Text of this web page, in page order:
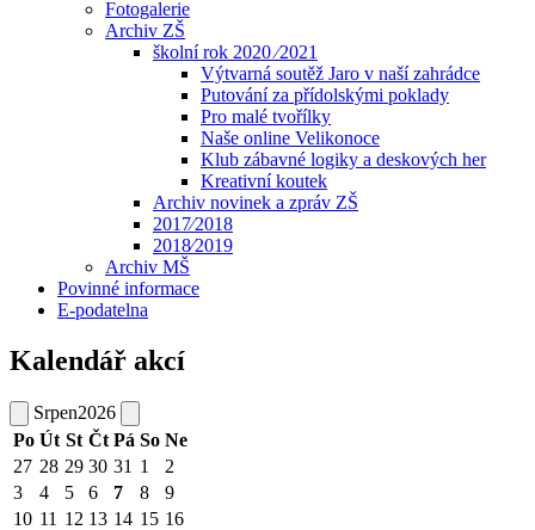
Fotogalerie
Archiv ZŠ
školní rok 2020 ⁄2021
Výtvarná soutěž Jaro v naší zahrádce
Putování za přídolskými poklady
Pro malé tvořílky
Naše online Velikonoce
Klub zábavné logiky a deskových her
Kreativní koutek
Archiv novinek a zpráv ZŠ
2017⁄2018
2018⁄2019
Archiv MŠ
Povinné informace
E-podatelna
Kalendář akcí
Srpen2026
Po Út St Čt Pá So Ne
27 28 29 30 31 1
2
3
4 5 6 7 8
9
10 11 12 13 14 15 16